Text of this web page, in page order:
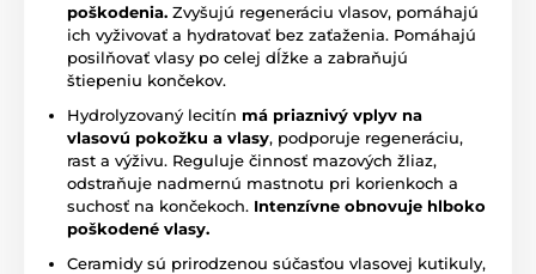
poškodenia. Zvyšujú regeneráciu vlasov, pomáhajú
ich vyživovať a hydratovať bez zaťaženia. Pomáhajú
posilňovať vlasy po celej dĺžke a zabraňujú
štiepeniu končekov.
Hydrolyzovaný lecitín má priaznivý vplyv na
vlasovú pokožku a vlasy, podporuje regeneráciu,
rast a výživu. Reguluje činnosť mazových žliaz,
odstraňuje nadmernú mastnotu pri korienkoch a
suchosť na končekoch. Intenzívne obnovuje hlboko
poškodené vlasy.
Ceramidy sú prirodzenou súčasťou vlasovej kutikuly,